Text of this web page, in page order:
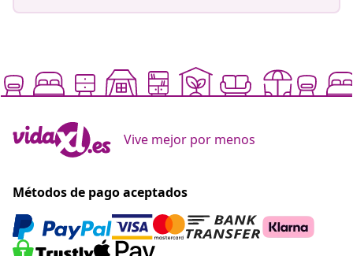
Vive mejor por menos
Métodos de pago aceptados